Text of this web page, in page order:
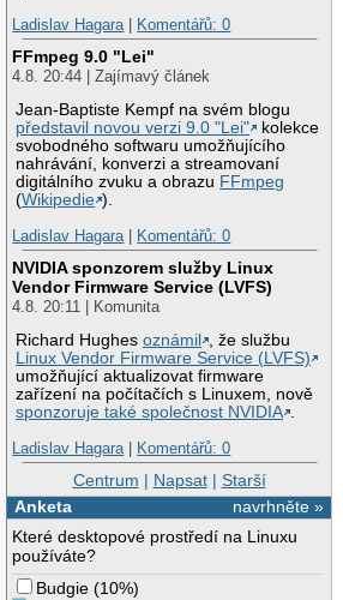
Ladislav Hagara| Komentářů: 0
FFmpeg 9.0 "Lei"
4.8. 20:44 | Zajímavý článek
Jean-Baptiste Kempf na svém blogu
představil novou verzi 9.0 "Lei"
kolekce
svobodného softwaru umožňujícího
nahrávání, konverzi a streamovaní
digitálního zvuku a obrazu FFmpeg
(Wikipedie ).
Ladislav Hagara| Komentářů: 0
NVIDIA sponzorem služby Linux
Vendor Firmware Service (LVFS)
4.8. 20:11 | Komunita
Richard Hughesoznámil
, že službu
Linux Vendor Firmware Service (LVFS)
umožňující aktualizovat firmware
zařízení na počítačích s Linuxem, nově
sponzoruje také společnost NVIDIA .
Ladislav Hagara| Komentářů: 0
Centrum | Napsat| Starší
navrhněte »
Anketa
Které desktopové prostředí na Linuxu
používáte?
Budgie (10%)